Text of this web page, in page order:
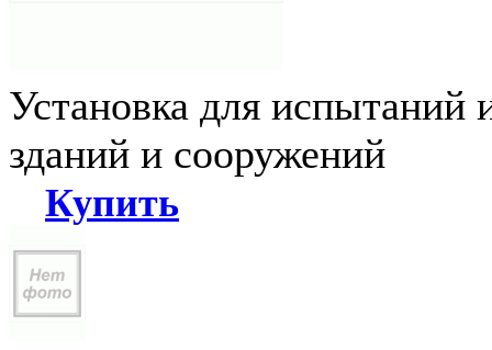
Установка для испытаний
зданий и сооружений
Купить